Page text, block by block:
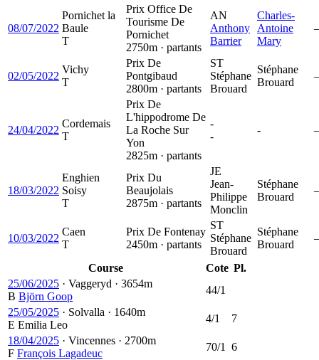
08/07/2022
Pornichet la
Baule
T
Prix Office De
Tourisme De
Pornichet
2750m · partants
AN
Anthony
Barrier
Charles-
Antoine
Mary
02/05/2022
Vichy
T
Prix De
Pontgibaud
2800m · partants
ST
Stéphane
Brouard
Stéphane
Brouard
24/04/2022
Cordemais
T
Prix De
L'hippodrome De
La Roche Sur
Yon
2825m · partants
-
-
-
18/03/2022
Enghien
Soisy
T
Prix Du
Beaujolais
2875m · partants
JE
Jean-
Philippe
Monclin
Stéphane
Brouard
10/03/2022
Caen
T
Prix De Fontenay
2450m · partants
ST
Stéphane
Brouard
Stéphane
Brouard
Course Cote Pl.
25/06/2025 · Vaggeryd · 3654m
B Björn Goop
44/1
25/05/2025 · Solvalla · 1640m
E Emilia Leo
4/1
7
18/04/2025 · Vincennes · 2700m
F François Lagadeuc
70/1
6